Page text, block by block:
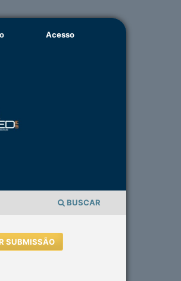
BUSCAR
Acesso
SUBMISSÃO